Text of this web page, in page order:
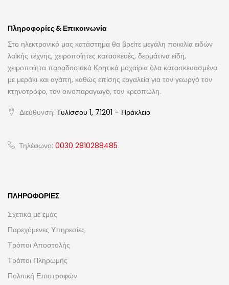
Πληροφορίες & Επικοινωνία
Στο ηλεκτρονικό μας κατάστημα θα βρείτε μεγάλη ποικιλία ειδών
λαϊκής τέχνης, χειροποίητες κατασκευές, δερμάτινα είδη,
χειροποίητα παραδοσιακά Κρητικά μαχαίρια όλα κατασκευασμένα
με μεράκι και αγάπη, καθώς επίσης εργαλεία για τον γεωργό τον
κτηνοτρόφο, τον οινοπαραγωγό, τον κρεοπώλη.
Διεύθυνση: Τυλίσσου 1, 71201 – Ηράκλειο
Τηλέφωνο: 0030 2810288485
ΠΛΗΡΟΦΟΡΊΕΣ
Σχετικά με εμάς
Παρεχόμενες Υπηρεσίες
Τρόποι Αποστολής
Τρόποι Πληρωμής
Πολιτική Επιστροφών